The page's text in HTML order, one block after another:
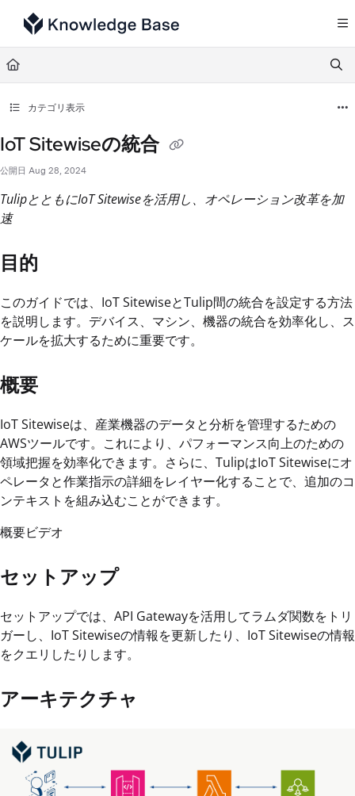
Documentation Index
Fetch the complete documentation index at:
Use this file to discover all available pages before exploring further.
カテゴリ表示
IoT Sitewiseの統合
公開日 Aug 28, 2024
TulipとともにIoT Sitewiseを活用し、オペレーション改革を加
速
目的
このガイドでは、IoT SitewiseとTulip間の統合を設定する方法
を説明します。デバイス、マシン、機器の統合を効率化し、ス
ケールを拡大するために重要です。
概要
IoT Sitewiseは、産業機器のデータと分析を管理するための
AWSツールです。これにより、パフォーマンス向上のための
領域把握を効率化できます。さらに、TulipはIoT Sitewiseにオ
ペレータと作業指示の詳細をレイヤー化することで、追加のコ
ンテキストを組み込むことができます。
概要ビデオ
セットアップ
セットアップでは、API Gatewayを活用してラムダ関数をトリ
ガーし、IoT Sitewiseの情報を更新したり、IoT Sitewiseの情報
をクエリしたりします。
アーキテクチャ